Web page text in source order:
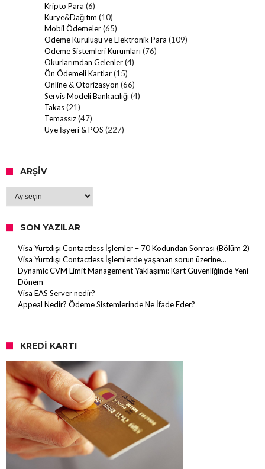
Kripto Para (6)
Kurye&Dağıtım (10)
Mobil Ödemeler(65)
Ödeme Kuruluşu ve Elektronik Para (109)
Ödeme Sistemleri Kurumları (76)
Okurlarımdan Gelenler(4)
Ön Ödemeli Kartlar(15)
Online & Otorizasyon (66)
Servis Modeli Bankacılığı (4)
Takas(21)
Temassız(47)
Üye İşyeri & POS (227)
ARŞIV
SON YAZILAR
Visa Yurtdışı Contactless İşlemler – 70 Kodundan Sonrası (Bölüm 2)
Visa Yurtdışı Contactless İşlemlerde yaşanan sorun üzerine…
Dynamic CVM Limit Management Yaklaşımı: Kart Güvenliğinde Yeni
Dönem
Visa EAS Server nedir?
Appeal Nedir? Ödeme Sistemlerinde Ne İfade Eder?
KREDI KARTI